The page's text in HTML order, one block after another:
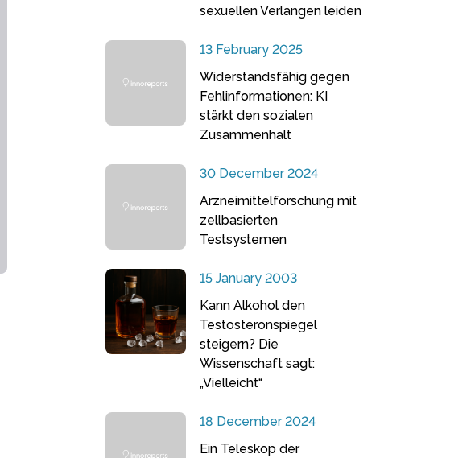
sexuellen Verlangen leiden
13 February 2025
Widerstandsfähig gegen
Fehlinformationen: KI
stärkt den sozialen
Zusammenhalt
30 December 2024
Arzneimittelforschung mit
zellbasierten
Testsystemen
15 January 2003
Kann Alkohol den
Testosteronspiegel
steigern? Die
Wissenschaft sagt:
„Vielleicht“
18 December 2024
Ein Teleskop der